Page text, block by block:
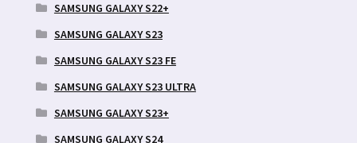
SAMSUNG GALAXY S22+
SAMSUNG GALAXY S23
SAMSUNG GALAXY S23 FE
SAMSUNG GALAXY S23 ULTRA
SAMSUNG GALAXY S23+
SAMSUNG GALAXY S24